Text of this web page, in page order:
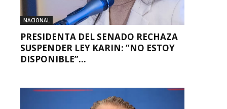
NACIONAL
PRESIDENTA DEL SENADO RECHAZA
SUSPENDER LEY KARIN: “NO ESTOY
DISPONIBLE”...